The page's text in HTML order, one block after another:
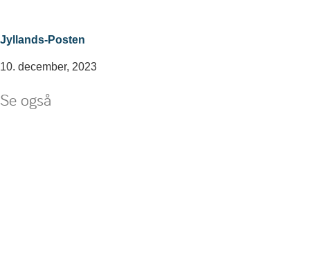
Jyllands-Posten
10. december, 2023
Se også